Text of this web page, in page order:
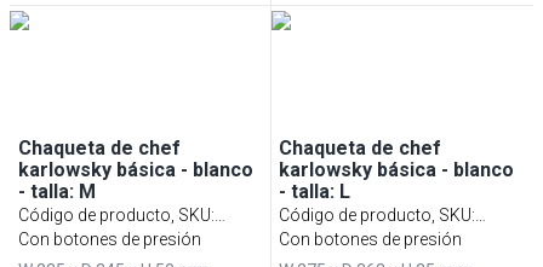
Chaqueta de chef
karlowsky básica - blanco
- talla: M
Código de producto, SKU:
KJBMK2W
Con botones de presión
Chaqueta de chef
karlowsky básica - blanco
- talla: L
Código de producto, SKU:
KJBLK2W
Con botones de presión